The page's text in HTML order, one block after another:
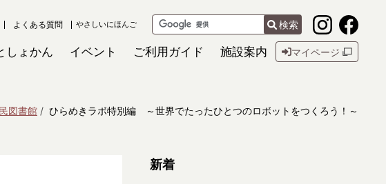
よくある質問 やさしいにほんご 検索
しょかん イベント ご利用ガイド 施設案内 マイページ
図書館 ひらめきラボ特別編 ～世界でたったひとつのロボットをつくろう！～
新着